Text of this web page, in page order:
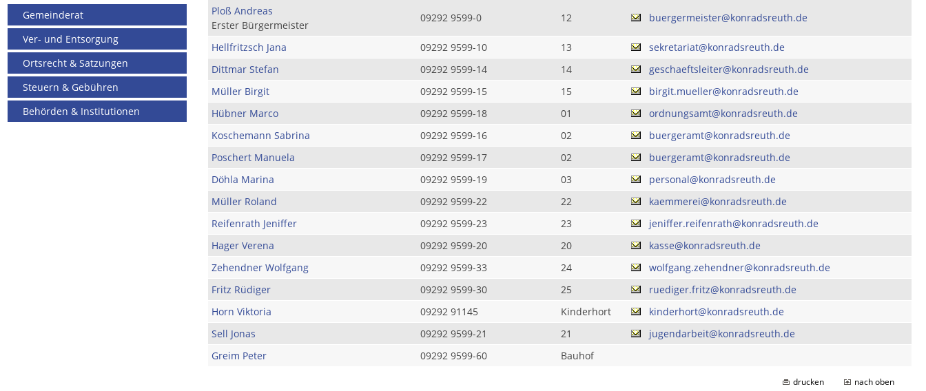
Gemeinderat
Ver- und Entsorgung
Ortsrecht & Satzungen
Steuern & Gebühren
Behörden & Institutionen
Ploß Andreas
Erster Bürgermeister
09292 9599-0 12 buergermeister@konradsreuth.de
Hellfritzsch Jana 09292 9599-10 13
sekretariat@konradsreuth.de
Dittmar Stefan
09292 9599-14 14
geschaeftsleiter@konradsreuth.de
Müller Birgit
09292 9599-15 15
birgit.mueller@konradsreuth.de
Hübner Marco
09292 9599-18 01
ordnungsamt@konradsreuth.de
Koschemann Sabrina
09292 9599-16 02
buergeramt@konradsreuth.de
Poschert Manuela
09292 9599-17 02
buergeramt@konradsreuth.de
Döhla Marina
09292 9599-19 03
personal@konradsreuth.de
Müller Roland
09292 9599-22 22
kaemmerei@konradsreuth.de
Reifenrath Jeniffer
09292 9599-23 23
jeniffer.reifenrath@konradsreuth.de
Hager Verena
09292 9599-20 20
kasse@konradsreuth.de
Zehendner Wolfgang
09292 9599-33 24
wolfgang.zehendner@konradsreuth.de
Fritz Rüdiger
09292 9599-30 25
ruediger.fritz@konradsreuth.de
Horn Viktoria
09292 91145 Kinderhort
kinderhort@konradsreuth.de
Sell Jonas
09292 9599-21 21
jugendarbeit@konradsreuth.de
Greim Peter
09292 9599-60 Bauhof
drucken nach oben